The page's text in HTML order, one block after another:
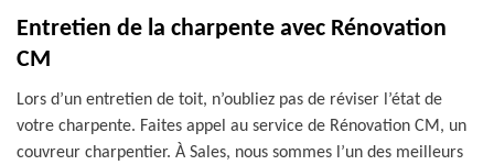
Entretien de la charpente avec Rénovation
CM
Lors d’un entretien de toit, n’oubliez pas de réviser l’état de
votre charpente. Faites appel au service de Rénovation CM, un
couvreur charpentier. À Sales, nous sommes l’un des meilleurs